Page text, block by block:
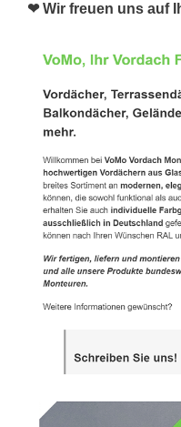
❤ Wir freuen uns auf